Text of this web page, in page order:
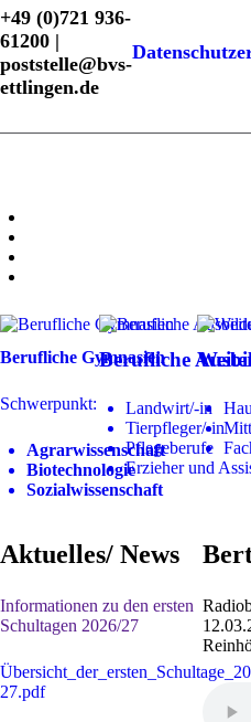
+49 (0)721 936-
61200 |
poststelle@bvs-
ettlingen.de
Berufliche Gymnasien
Schwerpunkt:
Agrarwissenschaft
Biotechnologie
Sozialwissenschaft
Berufliche
Landwirt/-in
Tierpfleger/-in
Pflegeberufe
Erzieher und
Aktuelles/ News
Informationen zu den ersten
Schultagen 2026/27
27.pdf